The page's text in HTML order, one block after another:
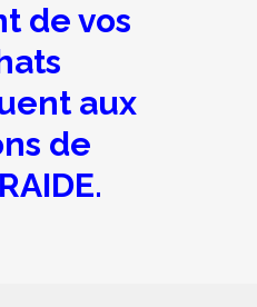
de vos
aux
de